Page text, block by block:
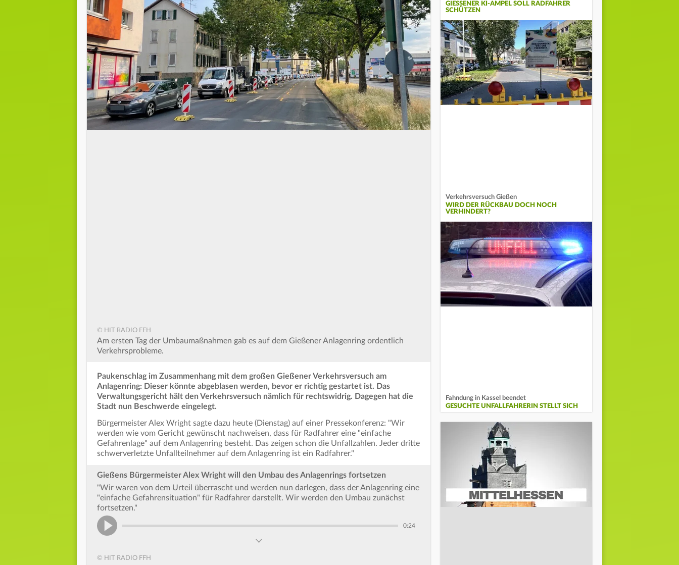
© HIT RADIO FFH
Am ersten Tag der Umbaumaßnahmen gab es auf dem Gießener Anlagenring ordentlich
Verkehrsprobleme.
Paukenschlag im Zusammenhang mit dem großen Gießener Verkehrsversuch am
Anlagenring: Dieser könnte abgeblasen werden, bevor er richtig gestartet ist. Das
Verwaltungsgericht hält den Verkehrsversuch nämlich für rechtswidrig. Dagegen hat die
Stadt nun Beschwerde eingelegt.
Bürgermeister Alex Wright sagte dazu heute (Dienstag) auf einer Pressekonferenz: "Wir
werden wie vom Gericht gewünscht nachweisen, dass für Radfahrer eine "einfache
Gefahrenlage" auf dem Anlagenring besteht. Das zeigen schon die Unfallzahlen. Jeder dritte
schwerverletzte Unfallteilnehmer auf dem Anlagenring ist ein Radfahrer."
Gießens Bürgermeister Alex Wright will den Umbau des Anlagenrings fortsetzen
"Wir waren von dem Urteil überrascht und werden nun darlegen, dass der Anlagenring eine
"einfache Gefahrensituation" für Radfahrer darstellt. Wir werden den Umbau zunächst
fortsetzen."
0:24
© HIT RADIO FFH
GIESSENER KI-AMPEL SOLL RADFAHRER S
CHÜTZEN
Verkehrsversuch Gießen
WIRD DER RÜCKBAU DOCH NOCH
VERHINDERT?
Fahndung in Kassel beendet
GESUCHTE UNFALLFAHRERIN STELLT SICH